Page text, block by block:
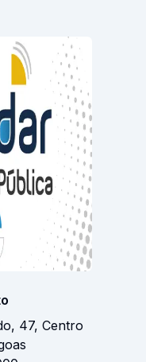
Instagram
Youtube
, 47, Centro